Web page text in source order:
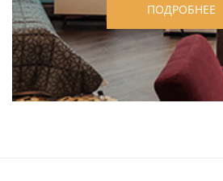
ПОДРОБНЕЕ